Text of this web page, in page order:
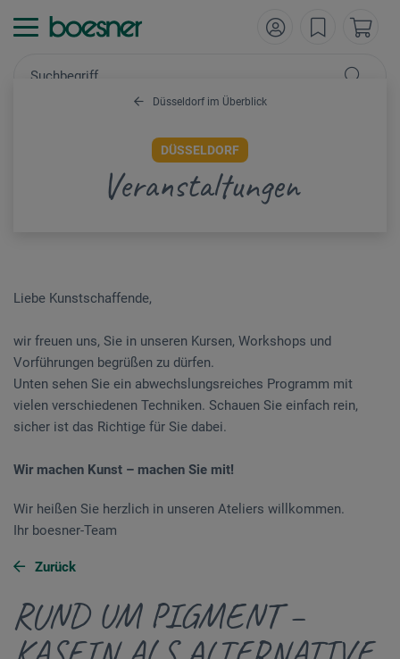
Düsseldorf im Überblick
DÜSSELDORF
Veranstaltungen
Liebe Kunstschaffende,
wir freuen uns, Sie in unseren Kursen, Workshops und
Vorführungen begrüßen zu dürfen.
Unten sehen Sie ein abwechslungsreiches Programm mit
vielen verschiedenen Techniken. Schauen Sie einfach rein,
sicher ist das Richtige für Sie dabei.
Wir machen Kunst – machen Sie mit!
Wir heißen Sie herzlich in unseren Ateliers willkommen.
Ihr boesner-Team
Zurück
RUND UM PIGMENT –